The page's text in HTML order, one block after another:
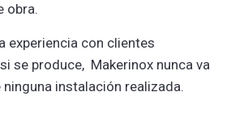
obra.
experiencia con clientes
se produce, Makerinox nunca va
instalación realizada.